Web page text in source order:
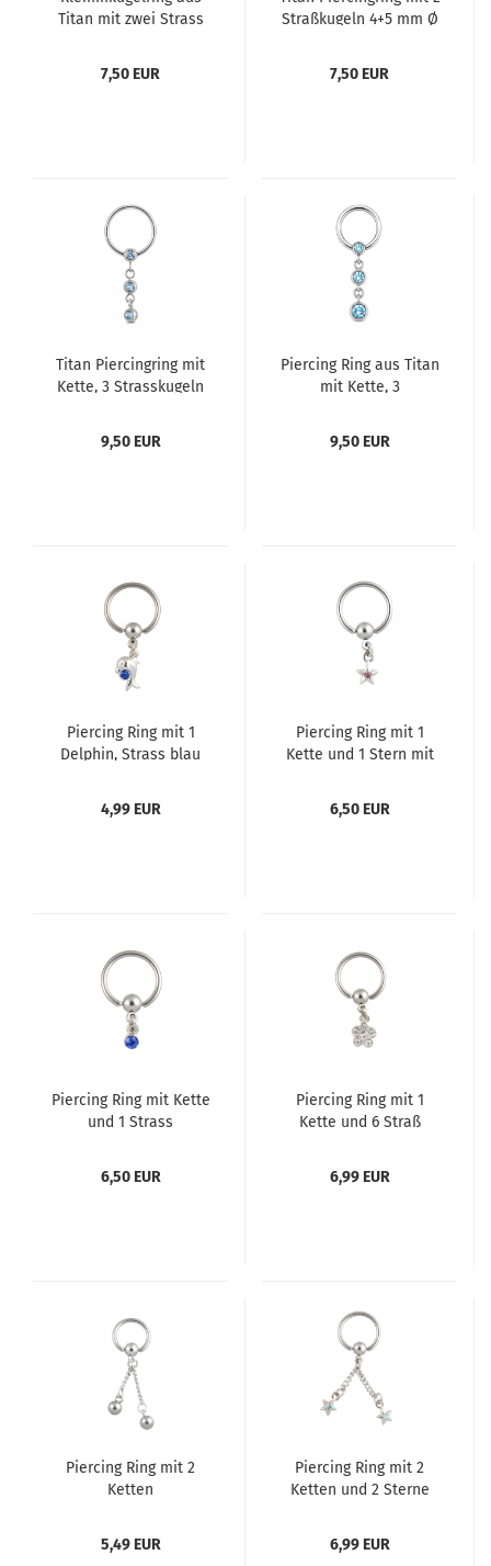
Titan mit zwei Strass
7,50 EUR
Straßkugeln 4+5 mm Ø
7,50 EUR
Titan Piercingring mit
Kette, 3 Strasskugeln
9,50 EUR
Piercing Ring aus Titan
mit Kette, 3
9,50 EUR
Piercing Ring mit 1
Delphin, Strass blau
4,99 EUR
Piercing Ring mit 1
Kette und 1 Stern mit
6,50 EUR
Piercing Ring mit Kette
und 1 Strass
6,50 EUR
Piercing Ring mit 1
Kette und 6 Straß
6,99 EUR
Piercing Ring mit 2
Ketten
5,49 EUR
Piercing Ring mit 2
Ketten und 2 Sterne
6,99 EUR